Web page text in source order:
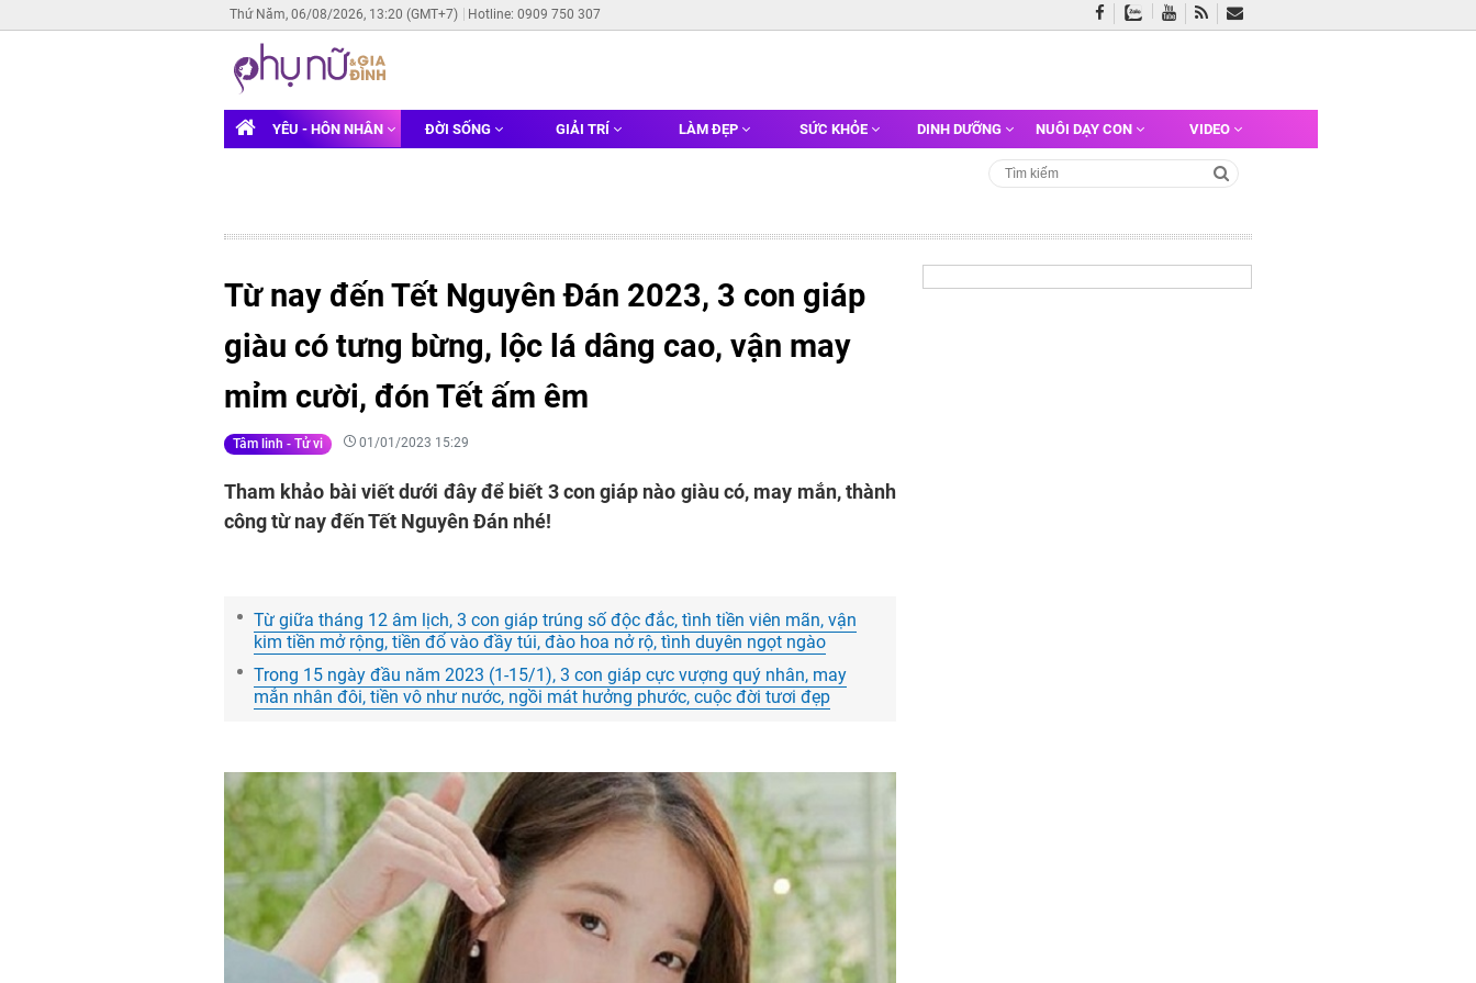
Thứ Năm, 06/08/2026, 13:20 (GMT+7) Hotline: 0909 750 307
YÊU - HÔN NHÂN ĐỜI SỐNG GIẢI TRÍ LÀM ĐẸP SỨC KHỎE DINH DƯỠNG NUÔI DẠY CON VIDEO
Từ nay đến Tết Nguyên Đán 2023, 3 con giáp
giàu có tưng bừng, lộc lá dâng cao, vận may
mỉm cười, đón Tết ấm êm
Tâm linh - Tử vi 01/01/2023 15:29
Tham khảo bài viết dưới đây để biết 3 con giáp nào giàu có, may mắn, thành
công từ nay đến Tết Nguyên Đán nhé!
Từ giữa tháng 12 âm lịch, 3 con giáp trúng số độc đắc, tình tiền viên mãn, vận
kim tiền mở rộng, tiền đổ vào đầy túi, đào hoa nở rộ, tình duyên ngọt ngào
Trong 15 ngày đầu năm 2023 (1-15/1), 3 con giáp cực vượng quý nhân, may
mắn nhân đôi, tiền vô như nước, ngồi mát hưởng phước, cuộc đời tươi đẹp